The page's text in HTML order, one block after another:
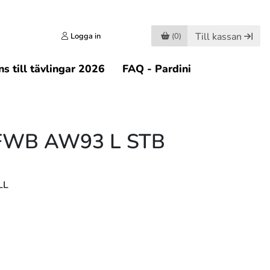
Logga in (0) Till kassan
till tävlingar 2026 FAQ - Pardini
AW93 L STB